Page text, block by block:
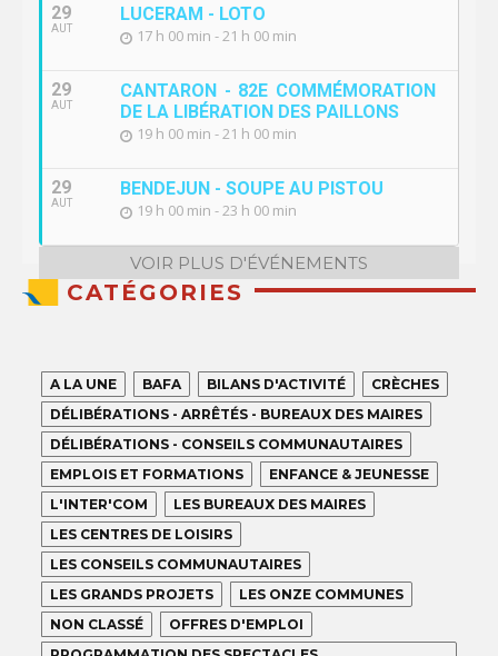
29
AUT
LUCERAM - LOTO
17 h 00 min - 21 h 00 min
29
AUT
CANTARON - 82E COMMÉMORATION
DE LA LIBÉRATION DES PAILLONS
19 h 00 min - 21 h 00 min
29
AUT
BENDEJUN - SOUPE AU PISTOU
19 h 00 min - 23 h 00 min
VOIR PLUS D'ÉVÉNEMENTS
CATÉGORIES
A LA UNE BAFA BILANS D'ACTIVITÉ
CRÈCHES
DÉLIBÉRATIONS - ARRÊTÉS - BUREAUX DES MAIRES
DÉLIBÉRATIONS - CONSEILS COMMUNAUTAIRES
EMPLOIS ET FORMATIONS
ENFANCE & JEUNESSE
L'INTER'COM
LES BUREAUX DES MAIRES
LES CENTRES DE LOISIRS
LES CONSEILS COMMUNAUTAIRES
LES GRANDS PROJETS
LES ONZE COMMUNES
NON CLASSÉ
OFFRES D'EMPLOI